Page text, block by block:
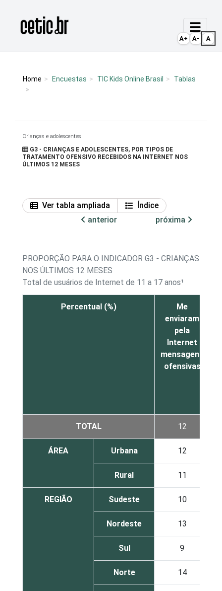
Página inicial
Home Encuestas TIC Kids Online Brasil Tablas
Crianças e adolescentes
G3 - CRIANÇAS E ADOLESCENTES, POR TIPOS DE
TRATAMENTO OFENSIVO RECEBIDOS NA INTERNET NOS
ÚLTIMOS 12 MESES
Ver tabla ampliada
Índice
anterior
próxima
PROPORÇÃO PARA O INDICADOR G3 - CRIANÇAS E
NOS ÚLTIMOS 12 MESES
Total de usuários de Internet de 11 a 17 anos¹
Percentual (%)
Me
enviaram
pela
Internet
mensagens
ofensivas
TOTAL 12
ÁREA Urbana 12
Rural 11
REGIÃO Sudeste 10
Nordeste 13
Sul 9
Norte 14
A+ A- A